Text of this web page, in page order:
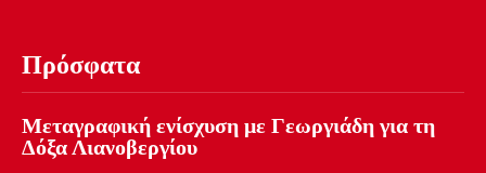
Πρόσφατα
Μεταγραφική ενίσχυση με Γεωργιάδη για τη
Δόξα Λιανοβεργίου